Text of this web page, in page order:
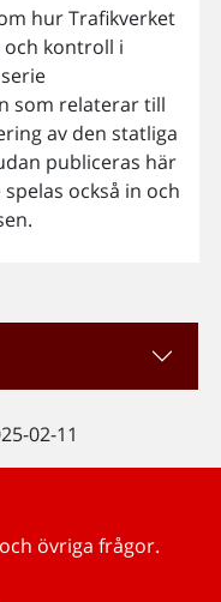
hur Trafikverket
kontroll i
som relaterar till
av den statliga
publiceras här
också in och
02-11
övriga frågor.